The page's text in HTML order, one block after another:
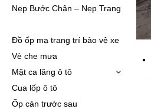
Nẹp Bước Chân – Nẹp Trang
Đồ ốp mạ trang trí bảo vệ xe
Vè che mưa
Mặt ca lăng ô tô
Cua lốp ô tô
Ốp cản trước sau